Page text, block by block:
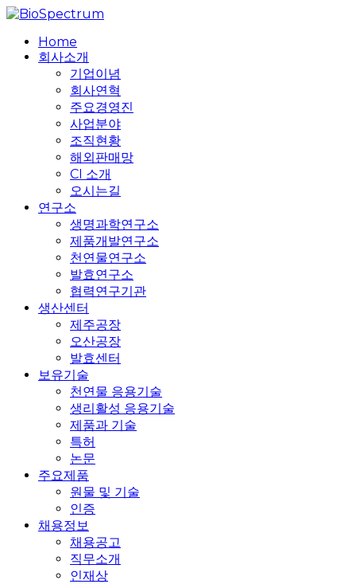
Skip
main
content
search
MenuHome
회사소개
기업이념
회사연혁
주요경영진
사업분야
조직현황
해외판매망
CI 소개
오시는길
연구소
생명과학연구소
제품개발연구소
천연물연구소
발효연구소
협력연구기관
생산센터
제주공장
오산공장
발효센터
보유기술
천연물 응용기술
생리활성 응용기술
제품과 기술
특허
논문
주요제품
원물 및 기술
인증
채용정보
채용공고
직무소개
인재상